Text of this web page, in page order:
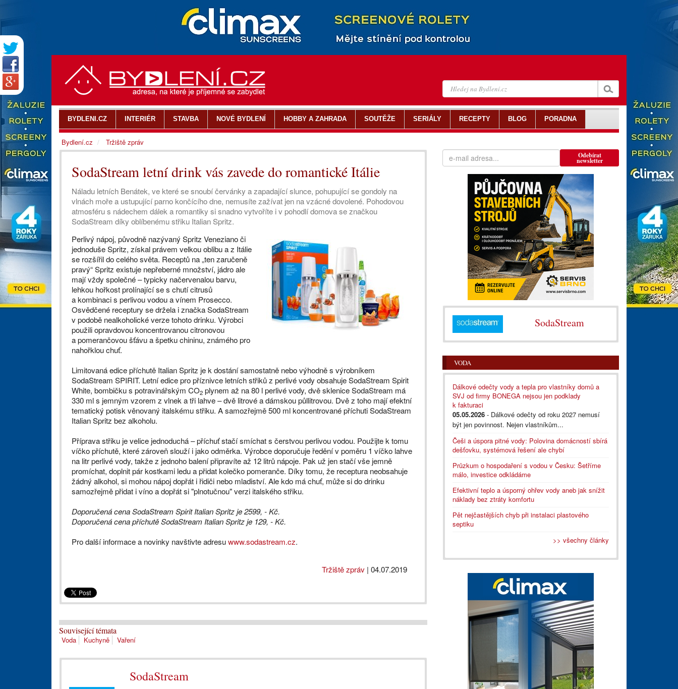
SodaStream letní drink vás zavede do romantické Itálie
Náladu letních Benátek, ve které se snoubí červánky a zapadající slunce, pohupující se gondoly na
vlnách moře a ustupující parno končícího dne, nemusíte zažívat jen na vzácné dovolené. Pohodovou
atmosféru s nádechem dálek a romantiky si snadno vytvoříte i v pohodlí domova se značkou
SodaStream díky oblíbenému střiku Italian Spritz.
Perlivý nápoj, původně nazývaný Spritz Veneziano či
jednoduše Spritz, získal právem velkou oblibu a z Itálie
se rozšířil do celého světa. Receptů na „ten zaručeně
pravý“ Spritz existuje nepřeberné množství, jádro ale
mají vždy společné – typicky načervenalou barvu,
lehkou hořkost prolínající se s chutí citrusů
a kombinaci s perlivou vodou a vínem Prosecco.
Osvědčené receptury se držela i značka SodaStream
v podobě nealkoholické verze tohoto drinku. Výrobci
použili opravdovou koncentrovanou citronovou
a pomerančovou šťávu a špetku chininu, známého pro
nahořklou chuť.
Limitovaná edice příchutě Italian Spritz je k dostání samostatně nebo výhodně s výrobníkem
SodaStream SPIRIT. Letní edice pro příznivce letních střiků z perlivé vody obsahuje SodaStream Spirit
White, bombičku s potravinářským CO2 plynem až na 80 l perlivé vody, dvě sklenice SodaStream má
330 ml s jemným vzorem z vlnek a tři lahve – dvě litrové a dámskou půllitrovou. Dvě z toho mají efektní
tematický potisk věnovaný italskému střiku. A samozřejmě 500 ml koncentrované příchuti SodaStream
Italian Spritz bez alkoholu.
Příprava střiku je velice jednoduchá – příchuť stačí smíchat s čerstvou perlivou vodou. Použijte k tomu
víčko příchutě, které zároveň slouží i jako odměrka. Výrobce doporučuje ředění v poměru 1 víčko lahve
na litr perlivé vody, takže z jednoho balení připravíte až 12 litrů nápoje. Pak už jen stačí vše jemně
promíchat, doplnit pár kostkami ledu a přidat kolečko pomeranče. Díky tomu, že receptura neobsahuje
žádný alkohol, si mohou nápoj dopřát i řidiči nebo mladiství. Ale kdo má chuť, může si do drinku
samozřejmě přidat i víno a dopřát si "plnotučnou" verzi italského střiku.
Doporučená cena SodaStream Spirit Italian Spritz je 2599, - Kč.
Doporučená cena příchutě SodaStream Italian Spritz je 129, - Kč.
Pro další informace a novinky navštivte adresuwww.sodastream.cz.
Tržiště zpráv | 04.07.2019
Související témata
Voda Kuchyně Vaření
SodaStream
Odebírat
newsletter
SodaStream
VODA
Dálkové odečty vody a tepla pro vlastníky domů a
SVJ od firmy BONEGA nejsou jen podklady
k fakturaci
05.05.2026 - Dálkové odečty od roku 2027 nemusí
být jen povinnost. Nejen vlastníkům...
Češi a úspora pitné vody: Polovina domácností sbírá
dešťovku, systémová řešení ale chybí
Průzkum o hospodaření s vodou v Česku: Šetříme
málo, investice odkládáme
Efektivní teplo a úsporný ohřev vody aneb jak snížit
náklady bez ztráty komfortu
Pět nejčastějších chyb při instalaci plastového
septiku
>> všechny články
BYDLENI.CZ INTERIÉR STAVBA NOVÉ BYDLENÍ HOBBY A ZAHRADA SOUTĚŽE SERIÁLY RECEPTY BLOG PORADNA
Bydlení.cz Tržiště zpráv